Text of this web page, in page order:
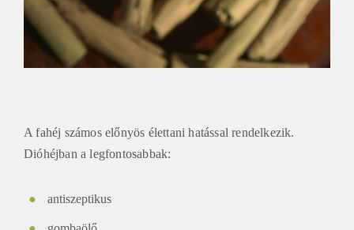
A fahéj számos előnyös élettani hatással rendelkezik.
Dióhéjban a legfontosabbak:
antiszeptikus